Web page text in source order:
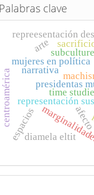
Palabras clave
presidentas
mujeres en política
repreesentación
representación
time
centroamérica narrativa
espaciosdiamela eltit
arte